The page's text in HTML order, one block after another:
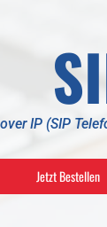
IP (SIP
Jetzt Bestellen